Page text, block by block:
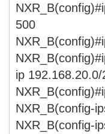
500
ip
NXR_B(config-
NXR_B(config-